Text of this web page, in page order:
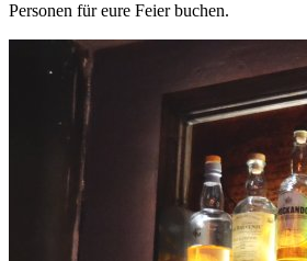
Personen für eure Feier buchen.